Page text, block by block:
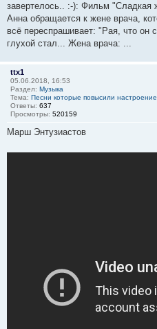
завертелось.. :-): Фильм "Сладкая
Анна обращается к жене врача,
всё переспрашивает: "Рая, что он
глухой стал... Жена врача: ...
ttx1
05.06.2018, 16:53
Раздел: Музыка
Тема: Песни которые повысили настроение.
Ответы: 637
Просмотры: 520159
Марш Энтузиастов